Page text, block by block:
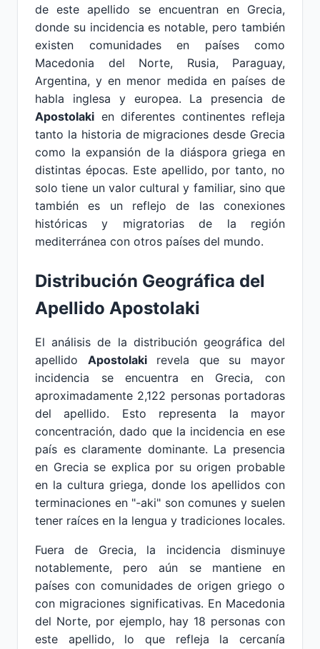
de este apellido se encuentran en Grecia,
donde su incidencia es notable, pero también
existen comunidades en países como
Macedonia del Norte, Rusia, Paraguay,
Argentina, y en menor medida en países de
habla inglesa y europea. La presencia de
Apostolaki en diferentes continentes refleja
tanto la historia de migraciones desde Grecia
como la expansión de la diáspora griega en
distintas épocas. Este apellido, por tanto, no
solo tiene un valor cultural y familiar, sino que
también es un reflejo de las conexiones
históricas y migratorias de la región
mediterránea con otros países del mundo.
Distribución Geográfica del
Apellido Apostolaki
El análisis de la distribución geográfica del
apellido Apostolakirevela que su mayor
incidencia se encuentra en Grecia, con
aproximadamente 2,122 personas portadoras
del apellido. Esto representa la mayor
concentración, dado que la incidencia en ese
país es claramente dominante. La presencia
en Grecia se explica por su origen probable
en la cultura griega, donde los apellidos con
terminaciones en "-aki" son comunes y suelen
tener raíces en la lengua y tradiciones locales.
Fuera de Grecia, la incidencia disminuye
notablemente, pero aún se mantiene en
países con comunidades de origen griego o
con migraciones significativas. En Macedonia
del Norte, por ejemplo, hay 18 personas con
este apellido, lo que refleja la cercanía